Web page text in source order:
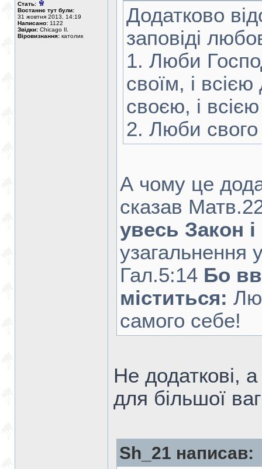
Стать:
Востаннє тут були:
31 жовтня 2013, 14:19
Написано: 1122
Звідки: Chicago Il.
Віровизнання: католик
Додатково
заповіді
1. Люби
своїм, і
своєю, і
2. Люби свого
А чому це
сказав
увесь Закон
узагальнення
Гал.5:14 Бо
міститься:
самого себе!
Не додаткові,
для більшої
Sh_21 написав: